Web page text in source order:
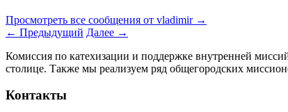
Просмотреть все сообщения от vladimir →
← Предыдущий Далее →
Комиссия по катехизации и поддержке внутренней
столице. Также мы реализуем ряд общегородских
Контакты